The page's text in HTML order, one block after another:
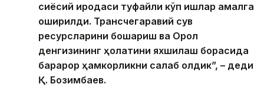
сиёсий иродаси туфайли кўп ишлар амалга
оширилди. Трансчегаравий сув
ресурсларини бошқариш ва Орол
денгизининг ҳолатини яхшилаш борасида
барқарор ҳамкорликни сақлаб қолдик”, – деди
Қ. Бозимбаев.